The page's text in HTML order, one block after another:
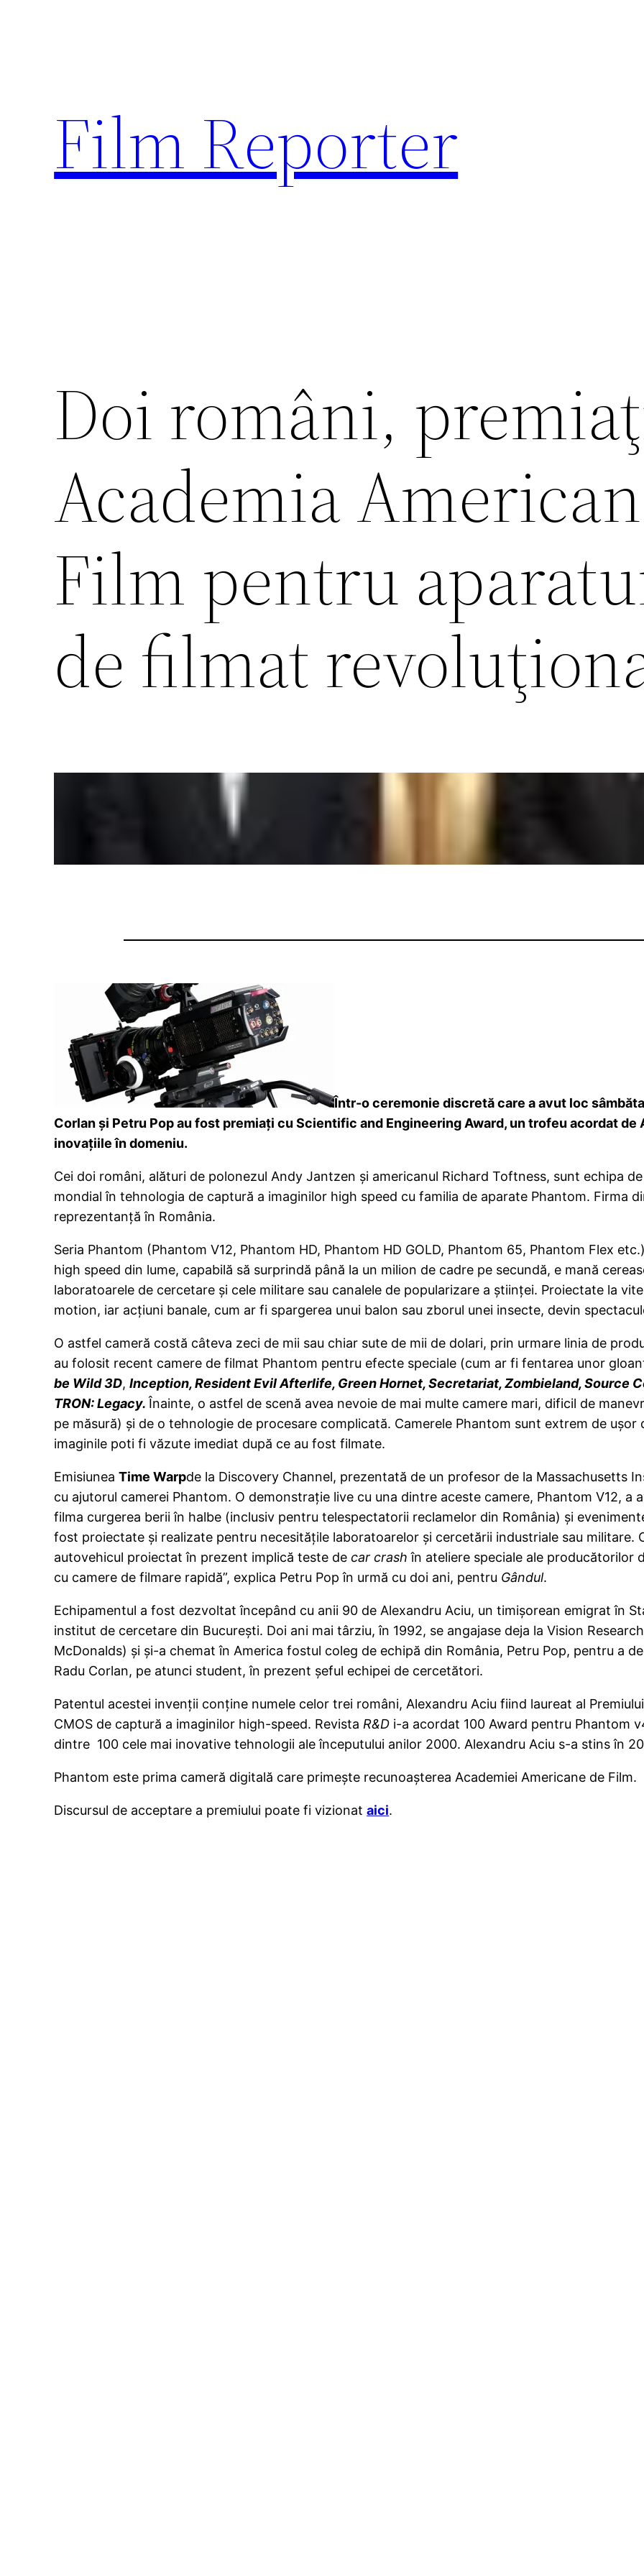
Film Reporter
Doi români,
Academia
Film pentru
de filmat
Într-o ceremonie discretă care a avut loc
Corlan şi Petru Pop au fost premiaţi cu Scientific and Engineering Award, un trofeu acordat de
inovaţiile în domeniu.
Cei doi români, alături de polonezul Andy Jantzen şi americanul Richard Toftness, sunt echipa
mondial în tehnologia de captură a imaginilor high speed cu familia de aparate Phantom. Firma
reprezentanţă în România.
Seria Phantom (Phantom V12, Phantom HD, Phantom HD GOLD, Phantom 65, Phantom Flex
high speed din lume, capabilă să surprindă până la un milion de cadre pe secundă, e mană
laboratoarele de cercetare şi cele militare sau canalele de popularizare a ştiinţei. Proiectate la
motion, iar acţiuni banale, cum ar fi spargerea unui balon sau zborul unei insecte, devin
O astfel cameră costă câteva zeci de mii sau chiar sute de mii de dolari, prin urmare linia de
au folosit recent camere de filmat Phantom pentru efecte speciale (cum ar fi fentarea unor
be Wild 3D,Inception, Resident Evil Afterlife, Green Hornet, Secretariat, Zombieland, Source
TRON: Legacy. Înainte, o astfel de scenă avea nevoie de mai multe camere mari, dificil de
pe măsură) şi de o tehnologie de procesare complicată. Camerele Phantom sunt extrem de
imaginile poti fi văzute imediat după ce au fost filmate.
EmisiuneaTime Warpde la Discovery Channel, prezentată de un profesor de la Massachusetts
cu ajutorul camerei Phantom. O demonstraţie live cu una dintre aceste camere, Phantom V12, a
filma curgerea berii în halbe (inclusiv pentru telespectatorii reclamelor din România) şi
fost proiectate şi realizate pentru necesităţile laboratoarelor şi cercetării industriale sau militare.
autovehicul proiectat în prezent implică teste decar crash în ateliere speciale ale producătorilor
cu camere de filmare rapidă”, explica Petru Pop în urmă cu doi ani, pentru Gândul.
Echipamentul a fost dezvoltat începând cu anii 90 de Alexandru Aciu, un timişorean emigrat în
institut de cercetare din Bucureşti. Doi ani mai târziu, în 1992, se angajase deja la Vision
McDonalds) şi şi-a chemat în America fostul coleg de echipă din România, Petru Pop, pentru a
Radu Corlan, pe atunci student, în prezent şeful echipei de cercetători.
Patentul acestei invenţii conţine numele celor trei români, Alexandru Aciu fiind laureat al
CMOS de captură a imaginilor high-speed. Revista R&D i-a acordat 100 Award pentru Phantom
dintre 100 cele mai inovative tehnologii ale începutului anilor 2000. Alexandru Aciu s-a stins în
Phantom este prima cameră digitală care primeşte recunoaşterea Academiei Americane de Film.
Discursul de acceptare a premiului poate fi vizionataici.